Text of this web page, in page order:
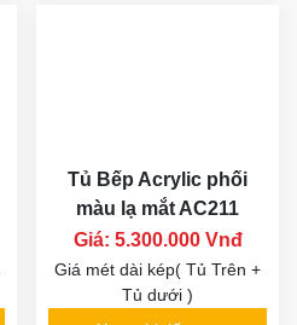
Tủ Bếp Acrylic phối
màu lạ mắt AC211
Giá: 5.300.000 Vnđ
Giá mét dài kép( Tủ Trên +
Tủ dưới )